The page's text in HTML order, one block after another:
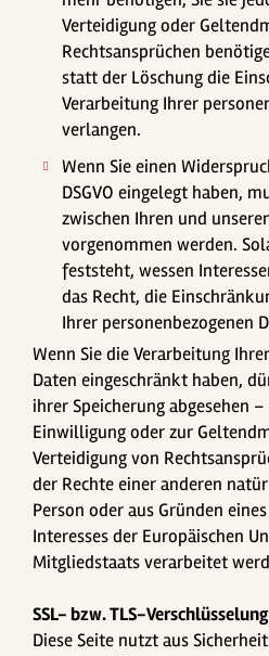
Verteidigung oder
Rechtsansprüchen
statt der Löschung die
Verarbeitung Ihrer
verlangen.
Wenn Sie einen
DSGVO eingelegt haben,
zwischen Ihren und
vorgenommen werden.
feststeht, wessen
das Recht, die
Ihrer personenbezogenen
Wenn Sie die Verarbeitung
Daten eingeschränkt haben,
ihrer Speicherung abgesehen
Einwilligung oder zur
Verteidigung von
der Rechte einer anderen
Person oder aus Gründen
Interesses der Europäischen
Mitgliedstaats verarbeitet
SSL- bzw. TLS-Verschlüsselung
Diese Seite nutzt aus